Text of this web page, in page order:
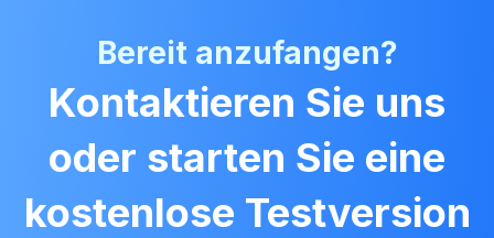
Bereit anzufangen?
Kontaktieren Sie uns
oder starten Sie eine
kostenlose Testversion